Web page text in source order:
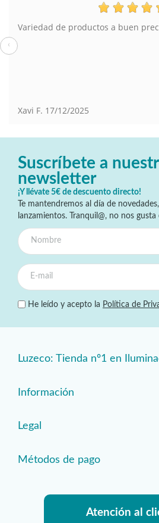
Variedad de productos a buen
Xavi F. 17/12/2025
‹
Suscríbete a
newsletter
¡Y llévate 5€ de descuento directo!
Te mantendremos al día de
lanzamientos. Tranquil@, no nos gusta
He leído y acepto la Política de
Luzeco: Tienda nº1 en
Información
Legal
Métodos de pago
Atención al